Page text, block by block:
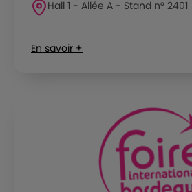
Hall 1 - Allée A - Stand n° 2401
En savoir +